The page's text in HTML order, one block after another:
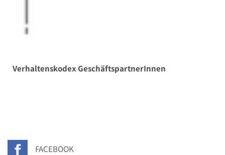
Verhaltenskodex GeschäftspartnerInnen
FACEBOOK